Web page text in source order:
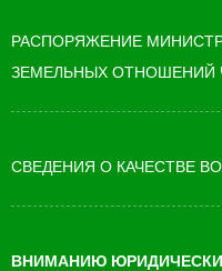
РАСПОРЯЖЕНИЕ
ЗЕМЕЛЬНЫХ ОТНОШЕНИЙ
СВЕДЕНИЯ О КАЧЕСТВЕ
ВНИМАНИЮ